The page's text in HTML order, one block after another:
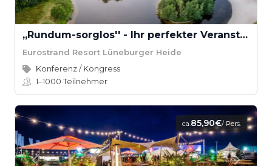
,,Rundum-sorglos'' - Ihr perfekter Veranstaltungstag
Eurostrand Resort Lüneburger Heide
Konferenz / Kongress
1–1000Teilnehmer
ca.85,90€/ Pers.